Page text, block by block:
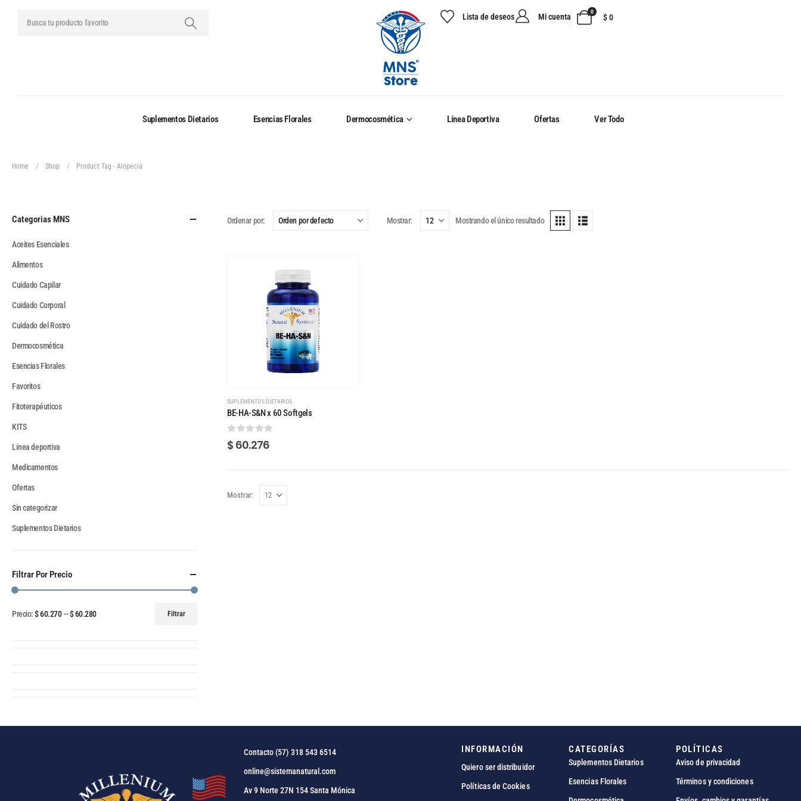
Lista de deseos Mi cuenta
0
$0
Suplementos Dietarios Esencias Florales Dermocosmética Línea Deportiva Ofertas Ver Todo
Home Shop Product Tag - Alopecia
Ordenar por: Mostrar: Mostrando el único resultado
SUPLEMENTOS DIETARIOS
BE-HA-S&N x 60 Softgels
0 out of 5
$ 60.276
Mostrar:
Categorias MNS
Aceites Esenciales
Alimentos
Cuidado Capilar
Cuidado Corporal
Cuidado del Rostro
Dermocosmética
Esencias Florales
Favoritos
Fitoterapéuticos
KITS
Línea deportiva
Medicamentos
Ofertas
Sin categorizar
Suplementos Dietarios
Filtrar Por Precio
Filtrar
Precio:$ 60.270—$ 60.280
Contacto (57) 318 543 6514
online@sistemanatural.com
Av 9 Norte 27N 154 Santa Mónica
INFORMACIÓN
Quiero ser distribuidor
Políticas de Cookies
CATEGORÍAS
Suplementos Dietarios
Esencias Florales
POLÍTICAS
Aviso de privacidad
Términos y condiciones